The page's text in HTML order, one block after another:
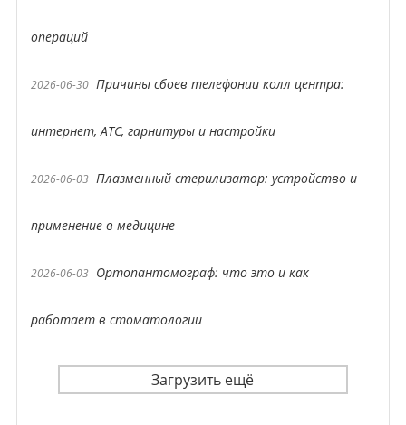
операций
2026-06-30 Причины сбоев телефонии колл центра:
интернет, АТС, гарнитуры и настройки
2026-06-03 Плазменный стерилизатор: устройство и
применение в медицине
2026-06-03 Ортопантомограф: что это и как
работает в стоматологии
Загрузить ещё